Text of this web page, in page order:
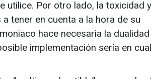
utilice. Por otro lado, la toxicidad y
tener en cuenta a la hora de su
hace necesaria la
implementación sería en